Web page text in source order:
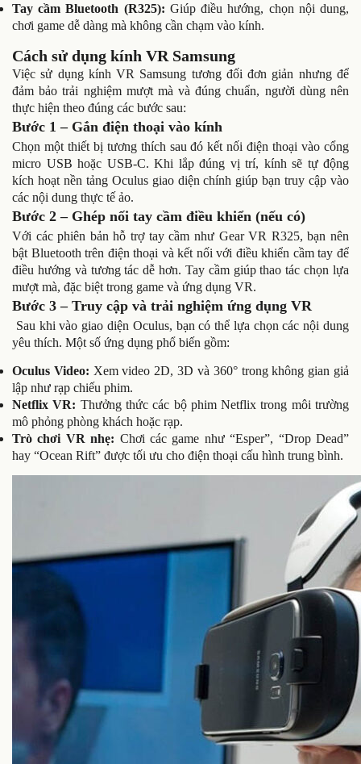
Tay cầm Bluetooth (R325): Giúp điều hướng, chọn nội dung,
chơi game dễ dàng mà không cần chạm vào kính.
Cách sử dụng kính VR Samsung
Việc sử dụng kính VR Samsung tương đối đơn giản nhưng để
đảm bảo trải nghiệm mượt mà và đúng chuẩn, người dùng nên
thực hiện theo đúng các bước sau:
Bước 1 – Gắn điện thoại vào kính
Chọn một thiết bị tương thích sau đó kết nối điện thoại vào cổng
micro USB hoặc USB-C. Khi lắp đúng vị trí, kính sẽ tự động
kích hoạt nền tảng Oculus giao diện chính giúp bạn truy cập vào
các nội dung thực tế ảo.
Bước 2 – Ghép nối tay cầm điều khiển (nếu có)
Với các phiên bản hỗ trợ tay cầm như Gear VR R325, bạn nên
bật Bluetooth trên điện thoại và kết nối với điều khiển cầm tay để
điều hướng và tương tác dễ hơn. Tay cầm giúp thao tác chọn lựa
mượt mà, đặc biệt trong game và ứng dụng VR.
Bước 3 – Truy cập và trải nghiệm ứng dụng VR
Sau khi vào giao diện Oculus, bạn có thể lựa chọn các nội dung
yêu thích. Một số ứng dụng phổ biến gồm:
Oculus Video: Xem video 2D, 3D và 360° trong không gian giả
lập như rạp chiếu phim.
Netflix VR: Thưởng thức các bộ phim Netflix trong môi trường
mô phỏng phòng khách hoặc rạp.
Trò chơi VR nhẹ: Chơi các game như “Esper”, “Drop Dead”
hay “Ocean Rift” được tối ưu cho điện thoại cấu hình trung bình.